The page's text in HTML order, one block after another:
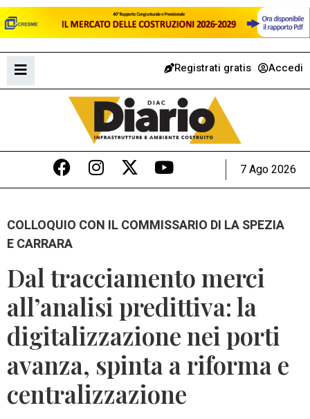
Registrati gratis Accedi
7 Ago 2026
COLLOQUIO CON IL COMMISSARIO DI LA SPEZIA
E CARRARA
Dal tracciamento merci
all’analisi predittiva: la
digitalizzazione nei porti
avanza, spinta a riforma e
centralizzazione